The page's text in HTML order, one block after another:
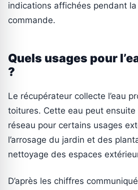
indications affichées pendant
commande.
Quels usages pour
?
Le récupérateur collecte l’eau
toitures. Cette eau peut ensuite
réseau pour certains usages
l’arrosage du jardin et des
nettoyage des espaces
D’après les chiffres